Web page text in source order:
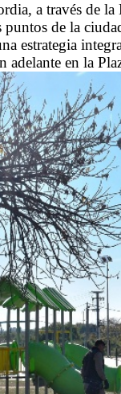
a través de
de la
estrategia
adelante en la